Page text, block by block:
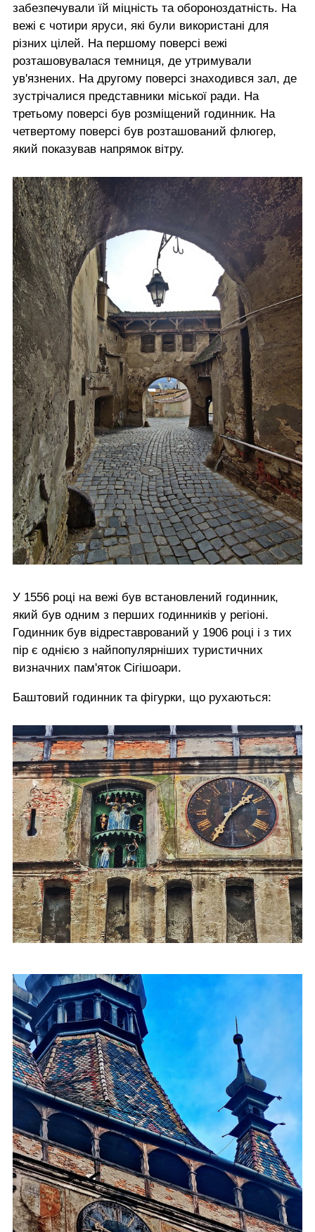
забезпечували їй міцність та обороноздатність. На
вежі є чотири яруси, які були використані для
різних цілей. На першому поверсі вежі
розташовувалася темниця, де утримували
ув'язнених. На другому поверсі знаходився зал, де
зустрічалися представники міської ради. На
третьому поверсі був розміщений годинник. На
четвертому поверсі був розташований флюгер,
який показував напрямок вітру.
У 1556 році на вежі був встановлений годинник,
який був одним з перших годинників у регіоні.
Годинник був відреставрований у 1906 році і з тих
пір є однією з найпопулярніших туристичних
визначних пам'яток Сігішоари.
Баштовий годинник та фігурки, що рухаються: